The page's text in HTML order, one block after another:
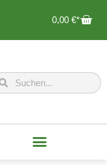
0,00 €